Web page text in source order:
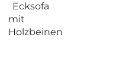
Ecksofa
mit
Holzbeinen